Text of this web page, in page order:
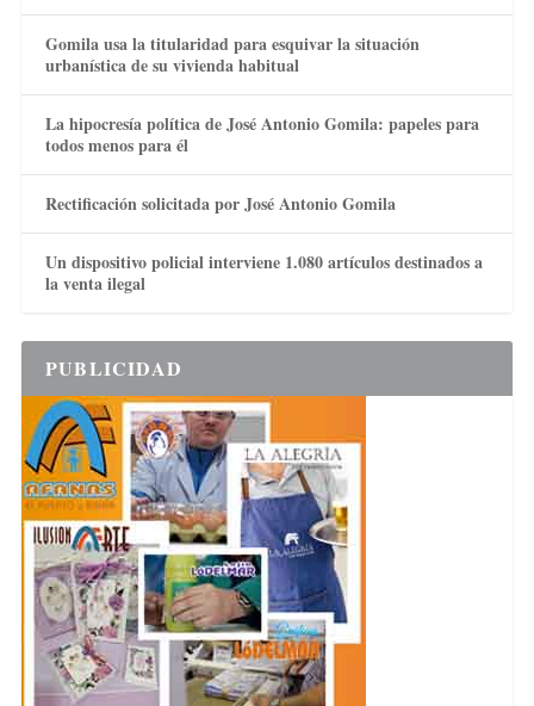
Gomila usa la titularidad para esquivar la situación
urbanística de su vivienda habitual
La hipocresía política de José Antonio Gomila: papeles para
todos menos para él
Rectificación solicitada por José Antonio Gomila
Un dispositivo policial interviene 1.080 artículos destinados a
la venta ilegal
PUBLICIDAD